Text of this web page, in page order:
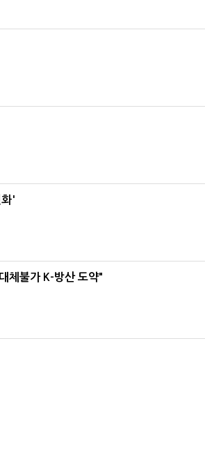
화'
체불가 K-방산 도약"